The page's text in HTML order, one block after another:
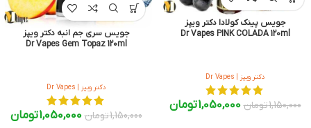
جویس پینک کولادا دکتر ویپز
Dr Vapes PINK COLADA 120ml
دکتر ویپز | Dr Vapes
1,150,000تومان 1,050,000تومان
جویس سری جم انبه دکتر ویپز
Dr Vapes Gem Topaz 120ml
دکتر ویپز | Dr Vapes
1,150,000تومان 1,050,000تومان